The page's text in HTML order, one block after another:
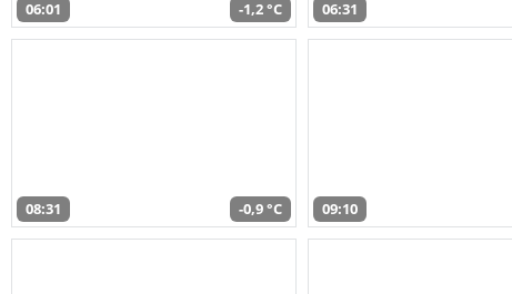
06:01 -1,2 °C 06:31
08:31 -0,9 °C 09:10